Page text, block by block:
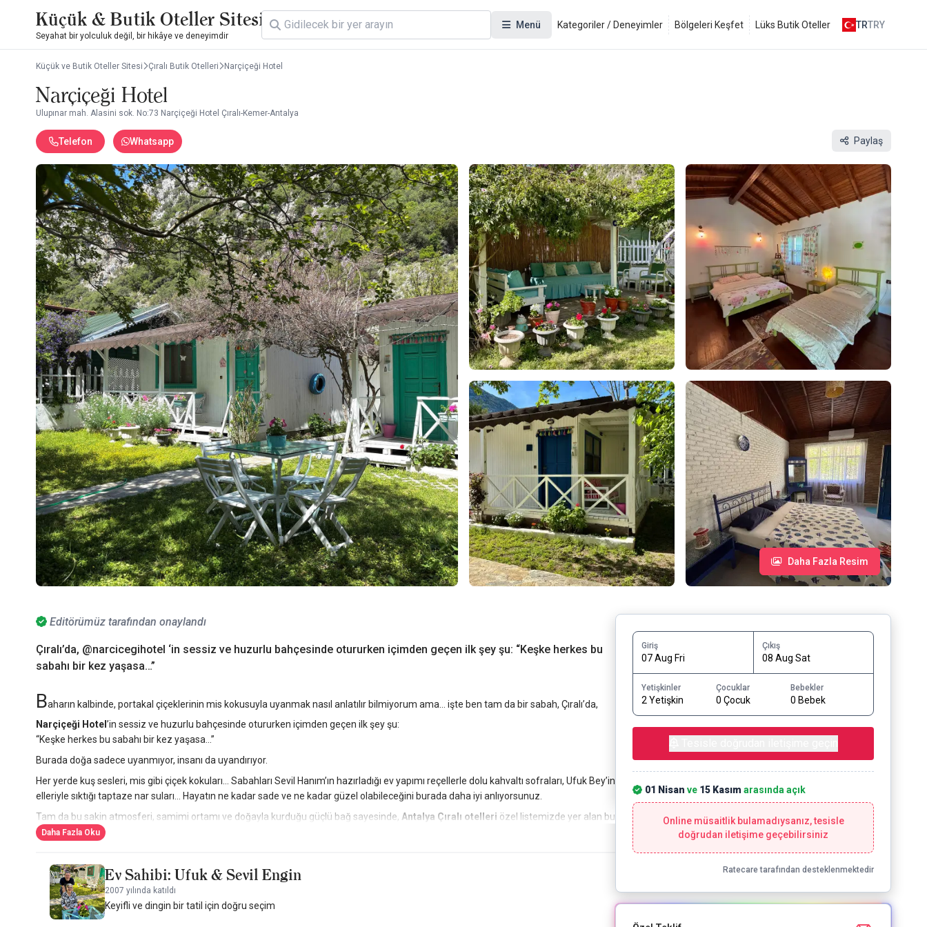
Küçük & Butik Oteller Sitesi
Seyahat bir yolculuk değil, bir hikâye ve deneyimdir
Menü Kategoriler / Deneyimler Bölgeleri Keşfet Lüks Butik Oteller TRTRY
Küçük ve Butik Oteller Sitesi Çıralı Butik Otelleri Narçiçeği Hotel
Narçiçeği Hotel
Ulupınar mah. Alasini sok. No:73 Narçiçeği Hotel Çıralı-Kemer-Antalya
Telefon Whatsapp Paylaş
Daha Fazla Resim
Editörümüz tarafından onaylandı
Çıralı’da, @narcicegihotel ‘in sessiz ve huzurlu bahçesinde otururken içimden geçen ilk şey şu: “Keşke herkes bu
sabahı bir kez yaşasa…”
Baharın kalbinde, portakal çiçeklerinin mis kokusuyla uyanmak nasıl anlatılır bilmiyorum ama… işte ben tam da bir sabah, Çıralı’da,
Narçiçeği Hotel ’in sessiz ve huzurlu bahçesinde otururken içimden geçen ilk şey şu:
“Keşke herkes bu sabahı bir kez yaşasa…”
Burada doğa sadece uyanmıyor, insanı da uyandırıyor.
Her yerde kuş sesleri, mis gibi çiçek kokuları… Sabahları Sevil Hanım’ın hazırladığı ev yapımı reçellerle dolu kahvaltı sofraları, Ufuk Bey’in
elleriyle sıktığı taptaze nar suları… Hayatın ne kadar sade ve ne kadar güzel olabileceğini burada daha iyi anlıyorsunuz.
Tam da bu sakin atmosferi, samimi ortamı ve doğayla kurduğu güçlü bağ sayesinde, Antalya Çıralı otelleri özel listemizde yer alan bu
özel otel, kalabalıktan uzak ve huzur dolu bir tatil arayanlar için bölgenin öne çıkan adreslerinden biri olarak öne çıkıyor.
Her adımda tarih fısıldıyor kulağıma. Ağaçlar, kuşlar, taşlar bile konuşuyor sanki… “Acele etme,” diyorlar, “her şey zaten burada.”
Termosuma çayımı koyup hedefimi Yanartaş olarak belirledim.
Gün batımına yakın yürüyüşe çıktım. Anlatılan o mistik atmosferin çok daha ötesinde bir his var burada. Gökyüzüyle yer arasında
paylaşılan sessiz bir sır gibi.
Daha Fazla Oku
Ev Sahibi: Ufuk & Sevil Engin
2007 yılında katıldı
Keyifli ve dingin bir tatil için doğru seçim
Giriş
07 Aug Fri
Çıkış
08 Aug Sat
Yetişkinler
2 Yetişkin
Çocuklar
0 Çocuk
Bebekler
0 Bebek
01 Nisan ve 15 Kasım arasında açık
Online müsaitlik bulamadıysanız, tesisle
doğrudan iletişime geçebilirsiniz
Ratecare tarafından desteklenmektedir